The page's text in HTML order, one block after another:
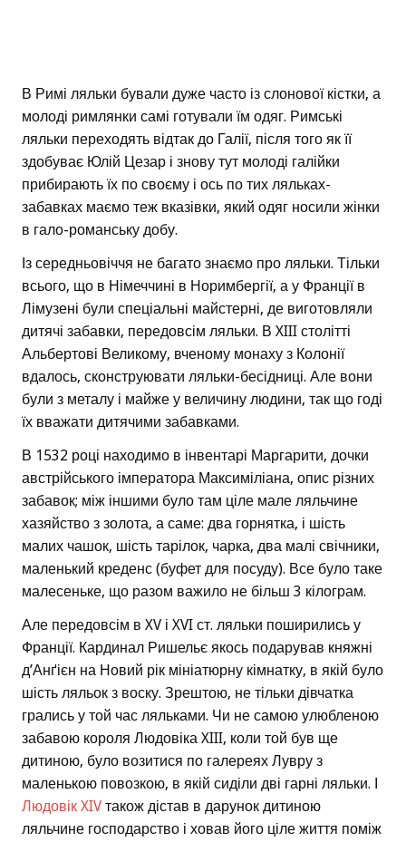
В Римі ляльки бували дуже часто із слонової кістки, а
молоді римлянки самі готували їм одяг. Римські
ляльки переходять відтак до Галії, після того як її
здобуває Юлій Цезар і знову тут молоді галійки
прибирають їх по своєму і ось по тих ляльках-
забавках маємо теж вказівки, який одяг носили жінки
в гало-романську добу.
Із середньовіччя не багато знаємо про ляльки. Тільки
всього, що в Німеччині в Норимбергії, а у Франції в
Лімузені були спеціальні майстерні, де виготовляли
дитячі забавки, передовсім ляльки. В XIII столітті
Альбертові Великому, вченому монаху з Колонії
вдалось, сконструювати ляльки-бесідниці. Але вони
були з металу і майже у величину людини, так що годі
їх вважати дитячими забавками.
В 1532 році находимо в інвентарі Маргарити, дочки
австрійського імператора Максиміліана, опис різних
забавок; між іншими було там ціле мале ляльчине
хазяйство з золота, а саме: два горнятка, і шість
малих чашок, шість тарілок, чарка, два малі свічники,
маленький креденс (буфет для посуду). Все було таке
малесеньке, що разом важило не більш 3 кілограм.
Але передовсім в XV і XVI ст. ляльки поширились у
Франції. Кардинал Ришельє якось подарував княжні
д’Анґієн на Новий рік мініатюрну кімнатку, в якій було
шість ляльок з воску. Зрештою, не тільки дівчатка
грались у той час ляльками. Чи не самою улюбленою
забавою короля Людовіка XIII, коли той був ще
дитиною, було возитися по галереях Лувру з
маленькою повозкою, в якій сиділи дві гарні ляльки. І
Людовік XIV також дістав в дарунок дитиною
ляльчине господарство і ховав його ціле життя поміж